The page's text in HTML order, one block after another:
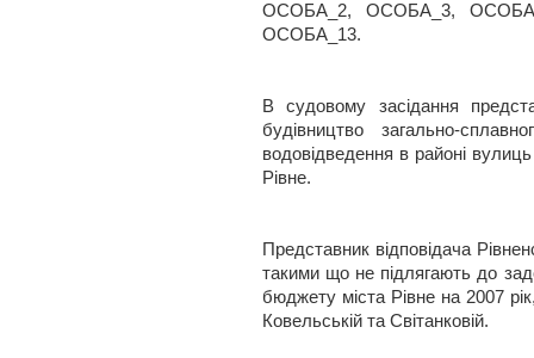
ОСОБА_2, ОСОБА_3,
ОСОБА_13.
В судовому засідання
будівництво загально-
водовідведення в районі
Рівне.
Представник відповідача
такими що не підлягають до
бюджету міста Рівне на 2007
Ковельській та Світанковій.